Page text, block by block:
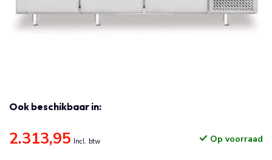
Ook beschikbaar in:
2.313,95 Incl. btw Op voorraad